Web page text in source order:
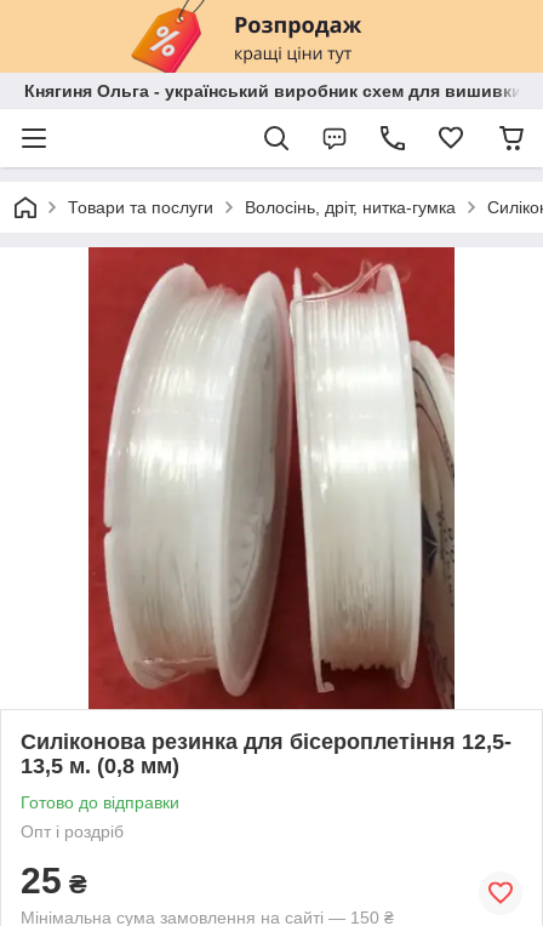
Княгиня Ольга - український виробник схем для вишивки
Товари та послуги Волосінь, дріт, нитка-гумка
Силіконова резинка для бісероплетіння 12,5-
13,5 м. (0,8 мм)
Готово до відправки
Опт і роздріб
25 ₴
Мінімальна сума замовлення на сайті — 150 ₴